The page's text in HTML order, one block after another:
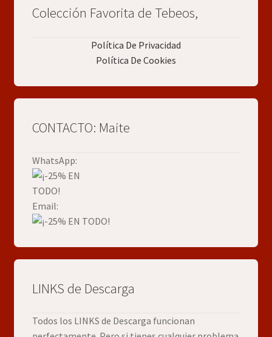
Colección Favorita de Tebeos,
Política De Privacidad
Política De Cookies
CONTACTO: Maite
WhatsApp:
Email:
LINKS de Descarga
Todos los LINKS de Descarga funcionan